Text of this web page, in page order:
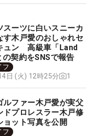
スーツに白いスニーカ
す木戸愛のおしゃれセ
ュン 高級車「Land
契約をSNSで報告
フ
日 (火) 12時25分
1
ルファー木戸愛が実父
ドプロレスラー木戸修
ョット写真を公開
フ